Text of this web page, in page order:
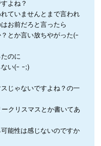
よね？
ていませんとまで言われ
お前だろと言ったら
とか言い放ちやがった(ｰ
のに
い(ｰ ｰ;)
じゃないですよね？の一
クリスマスとか書いてあ
能性は感じないのですか